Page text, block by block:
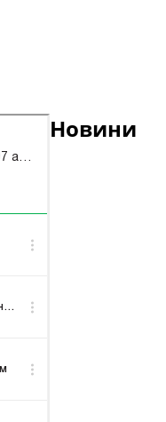
Новини